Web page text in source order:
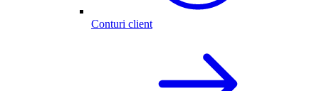
Conturi client